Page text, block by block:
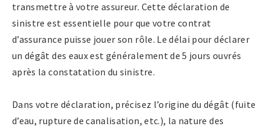
transmettre à votre assureur. Cette déclaration de
sinistre est essentielle pour que votre contrat
d’assurance puisse jouer son rôle. Le délai pour déclarer
un dégât des eaux est généralement de 5 jours ouvrés
après la constatation du sinistre.
Dans votre déclaration, précisez l’origine du dégât (fuite
d’eau, rupture de canalisation, etc.), la nature des